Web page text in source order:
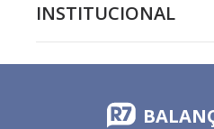
INSTITUCIONAL